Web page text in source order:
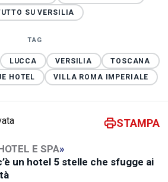
SU VERSILIA
TAG
LUCCA VERSILIA
TOSCANA
HOTEL VILLA ROMA IMPERIALE
STAMPA
E SPA»
un hotel 5 stelle che sfugge ai